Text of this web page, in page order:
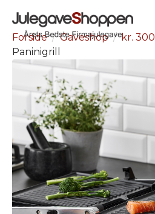
Forside Gaveshop kr. 300
Paninigrill